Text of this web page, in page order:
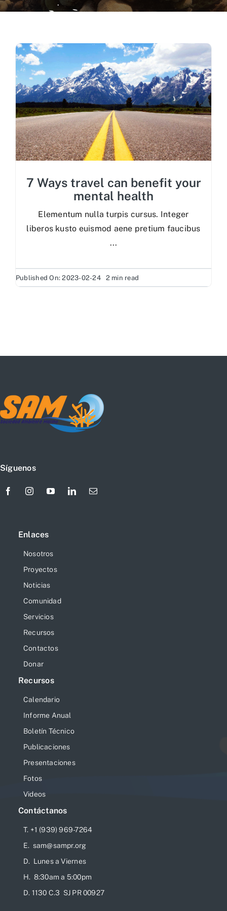
Recursos Científicos
Recursos Administrativos
Contactos
7 Ways travel can benefit your
mental health
Elementum nulla turpis cursus. Integer
liberos kusto euismod aene pretium faucibus
...
Published On: 2023-02-24 2 min read
Síguenos
Enlaces
Nosotros
Proyectos
Noticias
Comunidad
Servicios
Recursos
Contactos
Donar
Recursos
Calendario
Informe Anual
Boletín Técnico
Publicaciones
Presentaciones
Fotos
Videos
Contáctanos
T. +1 (939) 969-7264
E. sam@sampr.org
D. Lunes a Viernes
H. 8:30am a 5:00pm
D. 1130 C.3 SJ PR 00927